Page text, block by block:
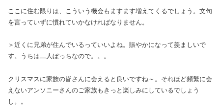
ここに住む限りは、こういう機会もますます増えてくるでしょう。文句
を言っていずに慣れていかなければなりません。
＞近くに兄弟が住んでいるっていいよね。賑やかになって羨ましいで
す。うちは二人ぼっちなので。。。
クリスマスに家族の皆さんに会えると良いですね～。それほど頻繁に会
えないアンソニーさんのご家族もきっと楽しみにしているでしょう
し。。